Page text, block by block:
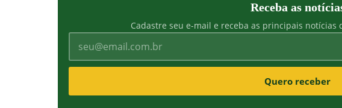
Receba as
Cadastre seu e-mail e receba as principais notícias
Quero receber